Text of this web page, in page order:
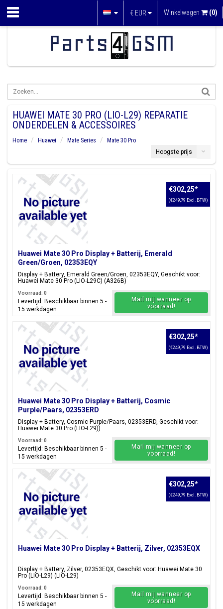
€ EUR Winkelwagen (0)
HUAWEI MATE 30 PRO (LIO-L29) REPARATIE
ONDERDELEN & ACCESSOIRES
Home Huawei Mate Series
Mate 30 Pro
Hoogste prijs
Huawei Mate 30 Pro Display + Batterij, Emerald
Green/Groen, 02353EQY
Display + Battery, Emerald Green/Groen, 02353EQY, Geschikt voor:
Huawei Mate 30 Pro (LIO-L29C) (A326B)
€302,25*
(€249,79 Excl. BTW)
Voorraad: 0
Levertijd: Beschikbaar binnen 5 -
15 werkdagen
Mail mij wanneer op
voorraad!
Huawei Mate 30 Pro Display + Batterij, Cosmic
Purple/Paars, 02353ERD
Display + Battery, Cosmic Purple/Paars, 02353ERD, Geschikt voor:
Huawei Mate 30 Pro (LIO-L29))
€302,25*
(€249,79 Excl. BTW)
Voorraad: 0
Levertijd: Beschikbaar binnen 5 -
15 werkdagen
Mail mij wanneer op
voorraad!
Huawei Mate 30 Pro Display + Batterij, Zilver, 02353EQX
Display + Battery, Zilver, 02353EQX, Geschikt voor: Huawei Mate 30
Pro (LIO-L29) (LIO-L29)
€302,25*
(€249,79 Excl. BTW)
Voorraad: 0
Levertijd: Beschikbaar binnen 5 -
15 werkdagen
Mail mij wanneer op
voorraad!